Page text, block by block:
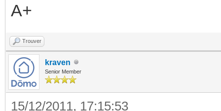
A+
Trouver
kraven
Senior Member
15/12/2011, 17:15:53